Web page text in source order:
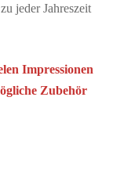
jeder Jahreszeit
Impressionen
Zubehör